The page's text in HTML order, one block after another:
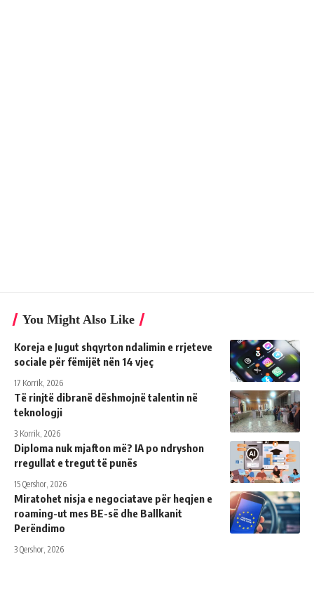
You Might Also Like
Koreja e Jugut shqyrton ndalimin e rrjeteve
sociale për fëmijët nën 14 vjeç
17 Korrik, 2026
Të rinjtë dibranë dëshmojnë talentin në
teknologji
3 Korrik, 2026
Diploma nuk mjafton më? IA po ndryshon
rregullat e tregut të punës
15 Qershor, 2026
Miratohet nisja e negociatave për heqjen e
roaming-ut mes BE-së dhe Ballkanit
Perëndimo
3 Qershor, 2026